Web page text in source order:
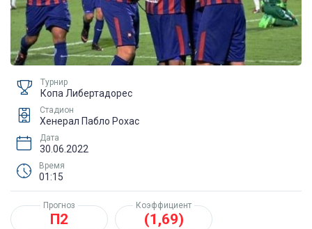
Турнир
Копа Либертадорес
Стадион
Хенерал Пабло Рохас
Дата
30.06.2022
Время
01:15
Прогноз
П2
Коэффициент
(1,69)